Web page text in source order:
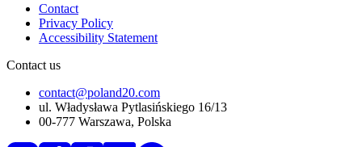
Contact
Privacy Policy
Accessibility Statement
Contact us
contact@poland20.com
ul. Władysława Pytlasińskiego 16/13
00-777 Warszawa, Polska